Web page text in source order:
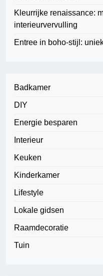
Kleurrijke renaissance:
interieurvervulling
Entree in boho-stijl:
Badkamer
DIY
Energie besparen
Interieur
Keuken
Kinderkamer
Lifestyle
Lokale gidsen
Raamdecoratie
Tuin